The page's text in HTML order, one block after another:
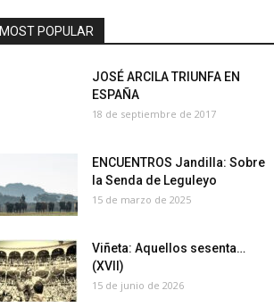
MOST POPULAR
JOSÉ ARCILA TRIUNFA EN
ESPAÑA
18 de septiembre de 2017
ENCUENTROS Jandilla: Sobre
la Senda de Leguleyo
15 de marzo de 2025
Viñeta: Aquellos sesenta…
(XVII)
15 de junio de 2026